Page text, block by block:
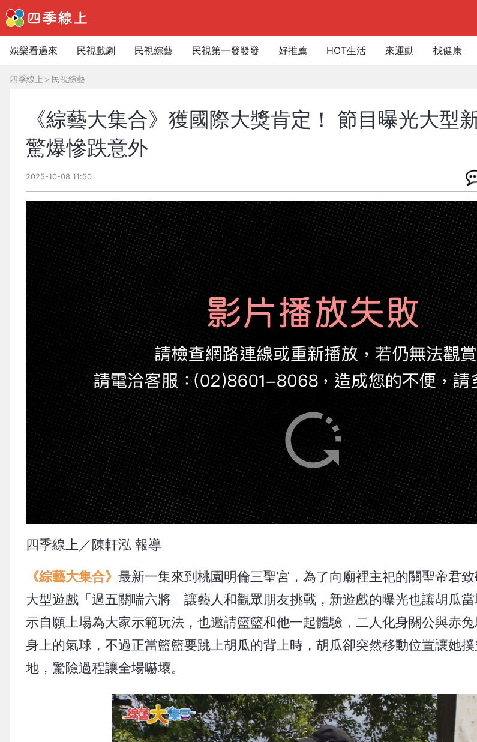
娛樂看過來 民視戲劇 民視綜藝 民視第一發發發 好推薦 HOT生活 來運動 找健康
四季線上 ＞ 民視綜藝
《綜藝大集合》獲國際大獎肯定！ 節目曝光大型
驚爆慘跌意外
2025-10-08 11:50
四季線上／陳軒泓 報導
《綜藝大集合》最新一集來到桃園明倫三聖宮，為了向廟裡主祀的關聖帝君
大型遊戲「過五關喘六將」讓藝人和觀眾朋友挑戰，新遊戲的曝光也讓胡瓜
示自願上場為大家示範玩法，也邀請籃籃和他一起體驗，二人化身關公與赤
身上的氣球，不過正當籃籃要跳上胡瓜的背上時，胡瓜卻突然移動位置讓她
地，驚險過程讓全場嚇壞。